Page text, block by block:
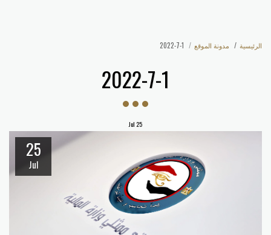
الرئيسية مدونة الموقع 2022-7-1
2022-7-1
25
Jul
25
Jul